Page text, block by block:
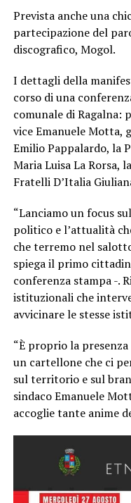
Prevista anche una
partecipazione del
discografico, Mogol.
I dettagli della
corso di una
comunale di Ragalna:
vice Emanuele Motta,
Emilio Pappalardo, la
Maria Luisa La Rorsa,
Fratelli D’Italia
“Lanciamo un focus
politico e l’attualità
che terremo nel
spiega il primo
conferenza stampa -.
istituzionali che
avvicinare le stesse
“È proprio la
un cartellone che ci
sul territorio e sul
sindaco Emanuele
accoglie tante anime